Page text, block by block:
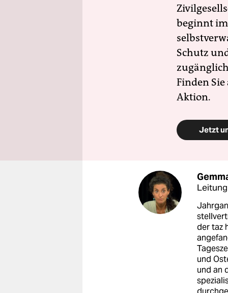
beginnt
Schutz
Finden
Aktion.
Jetzt
der taz
und
und an